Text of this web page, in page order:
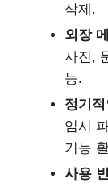
삭제.
외장
사진,
능.
정기
임시
기능
사용